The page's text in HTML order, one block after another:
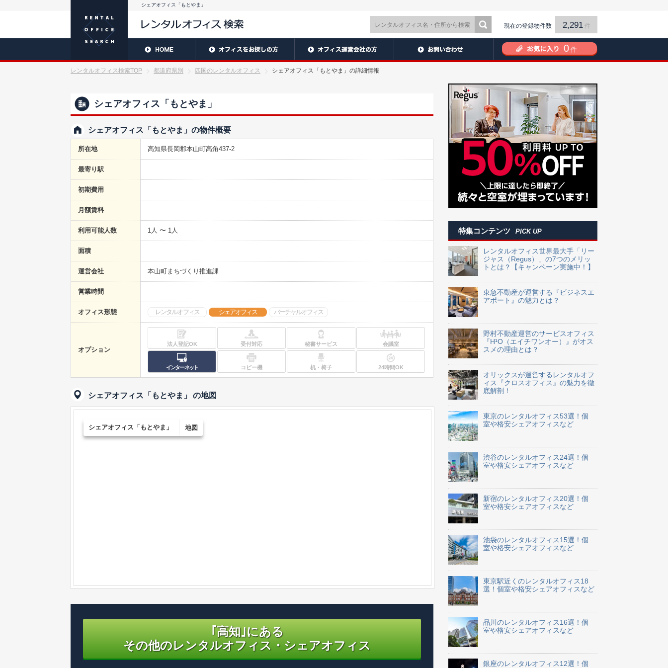
シェアオフィス「もとやま」
現在の登録物件数 2,291 件
0 件
レンタルオフィス検索TOP 都道府県別 四国のレンタルオフィス シェアオフィス「もとやま」の詳細情報
シェアオフィス「もとやま」
シェアオフィス「もとやま」の物件概要
所在地 高知県長岡郡本山町高角437-2
最寄り駅
初期費用
月額賃料
利用可能人数 1人 〜 1人
面積
運営会社 本山町まちづくり推進課
営業時間
オフィス形態 レンタルオフィス シェアオフィス バーチャルオフィス
オプション
法人登記OK 受付対応 秘書サービス 会議室
インターネット コピー機 机・椅子 24時間OK
シェアオフィス「もとやま」 の地図
シェアオフィス「もとやま」 地図
｢高知｣にある
その他のレンタルオフィス・シェアオフィス
特集コンテンツ PICK UP
レンタルオフィス世界最大手「リー
ジャス（Regus）」の7つのメリッ
トとは？【キャンペーン実施中！】
東急不動産が運営する『ビジネスエ
アポート』の魅力とは？
野村不動産運営のサービスオフィス
『H¹O（エイチワンオー）』がオス
スメの理由とは？
オリックスが運営するレンタルオフ
ィス『クロスオフィス』の魅力を徹
底解剖！
東京のレンタルオフィス53選！個
室や格安シェアオフィスなど
渋谷のレンタルオフィス24選！個
室や格安シェアオフィスなど
新宿のレンタルオフィス20選！個
室や格安シェアオフィスなど
池袋のレンタルオフィス15選！個
室や格安シェアオフィスなど
東京駅近くのレンタルオフィス18
選！個室や格安シェアオフィスなど
品川のレンタルオフィス16選！個
室や格安シェアオフィスなど
銀座のレンタルオフィス12選！個